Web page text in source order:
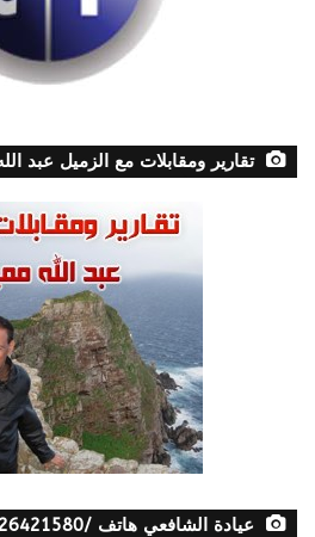
تقارير ومقابلات مع الزميل عبد
عيادة الشافعي هاتف /26421580